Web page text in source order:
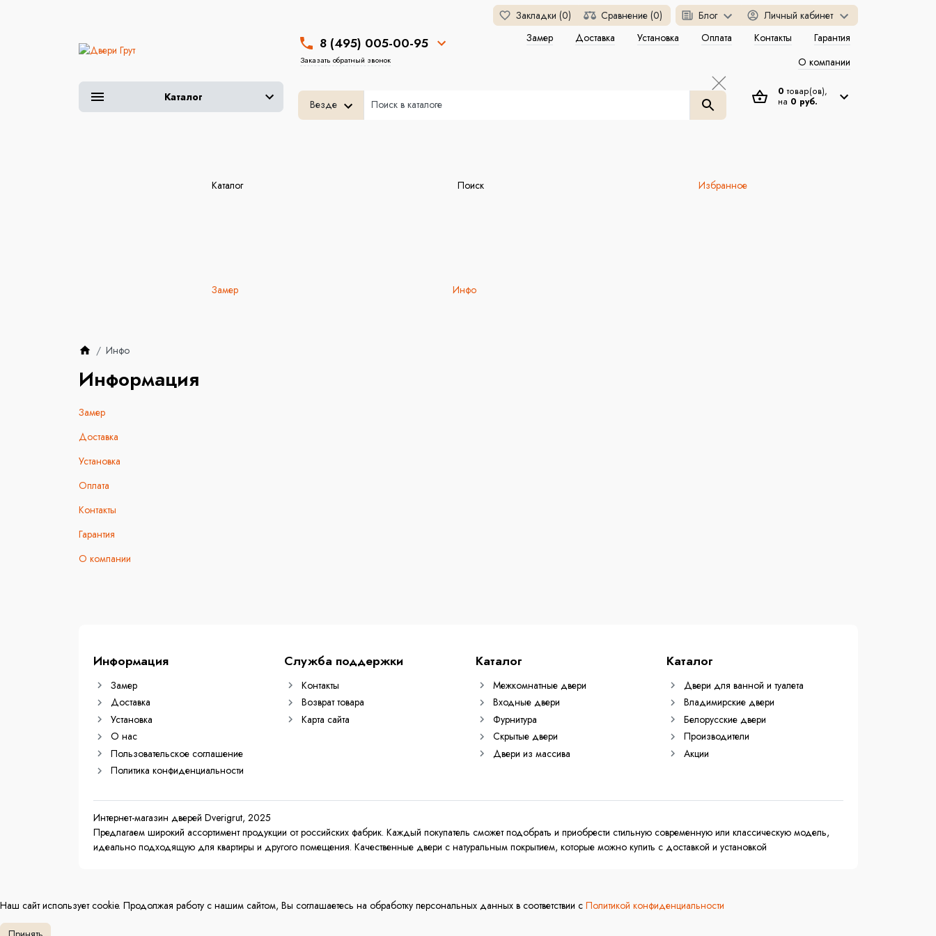
Закладки (0) Сравнение (0) Блог Личный кабинет
8 (495) 005-00-95
Заказать обратный звонок
Везде
Замер Доставка Установка Оплата Контакты
Гарантия
О компании
0 товар(ов),
на 0 руб.
Каталог
Каталог Поиск Избранное
Замер Инфо
Инфо
Информация
Замер
Доставка
Установка
Оплата
Контакты
Гарантия
О компании
Информация
Замер
Доставка
Установка
О нас
Пользовательское соглашение
Политика конфиденциальности
Служба поддержки
Контакты
Возврат товара
Карта сайта
Каталог
Межкомнатные двери
Входные двери
Фурнитура
Скрытые двери
Двери из массива
Каталог
Двери для ванной и туалета
Владимирские двери
Белорусские двери
Производители
Акции
Интернет-магазин дверей Dverigrut, 2025
Предлагаем широкий ассортимент продукции от российских фабрик. Каждый покупатель сможет подобрать и приобрести стильную современную или классическую модель,
идеально подходящую для квартиры и другого помещения. Качественные двери с натуральным покрытием, которые можно купить с доставкой и установкой
Наш сайт использует cookie. Продолжая работу с нашим сайтом, Вы соглашаетесь на обработку персональных данных в соответствии с Политикой конфиденциальности